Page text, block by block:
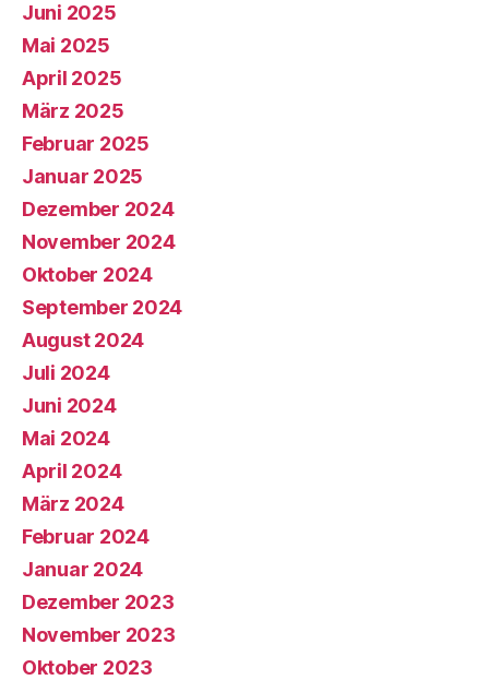
Juni 2025
Mai 2025
April 2025
März 2025
Februar 2025
Januar 2025
Dezember 2024
November 2024
Oktober 2024
September 2024
August 2024
Juli 2024
Juni 2024
Mai 2024
April 2024
März 2024
Februar 2024
Januar 2024
Dezember 2023
November 2023
Oktober 2023